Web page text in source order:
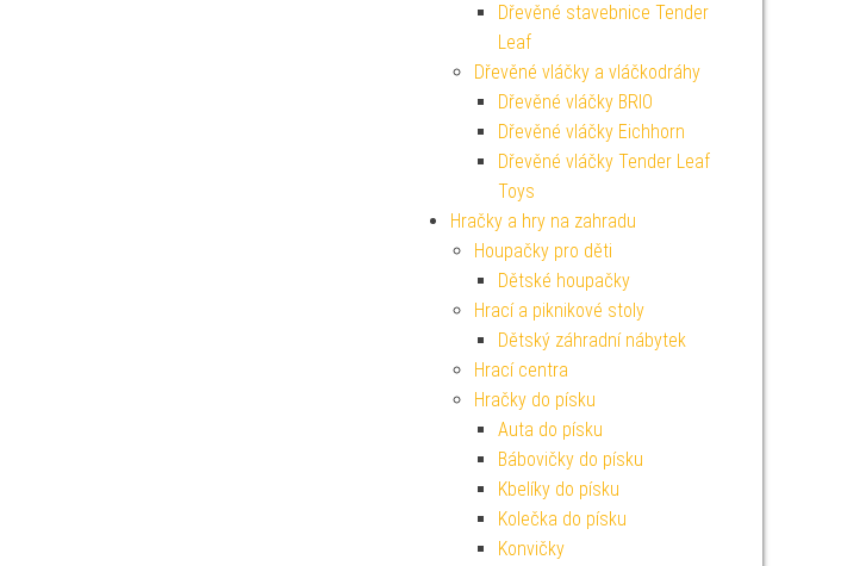
Dřevěné stavebnice Tender
Leaf
Dřevěné vláčky a vláčkodráhy
Dřevěné vláčky BRIO
Dřevěné vláčky Eichhorn
Dřevěné vláčky Tender Leaf
Toys
Hračky a hry na zahradu
Houpačky pro děti
Dětské houpačky
Hrací a piknikové stoly
Dětský záhradní nábytek
Hrací centra
Hračky do písku
Auta do písku
Bábovičky do písku
Kbelíky do písku
Kolečka do písku
Konvičky